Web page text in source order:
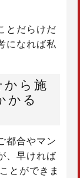
とだらけだ
になれば私
から施
かる
都合やマン
、早ければ
とができま